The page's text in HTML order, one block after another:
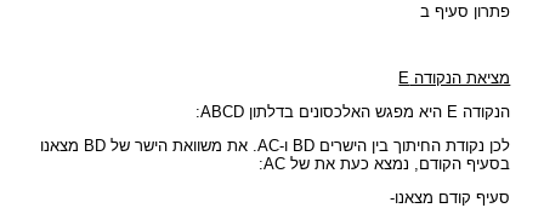
פתרון סעיף ב
מציאת הנקודה E
הנקודה E היא מפגש האלכסונים בדלתון ABCD:
לכן נקודת החיתוך בין הישרים BD ו-AC. את משוואת הישר של BD מצאנו
בסעיף הקודם, נמצא כעת את של AC:
סעיף קודם מצאנו-